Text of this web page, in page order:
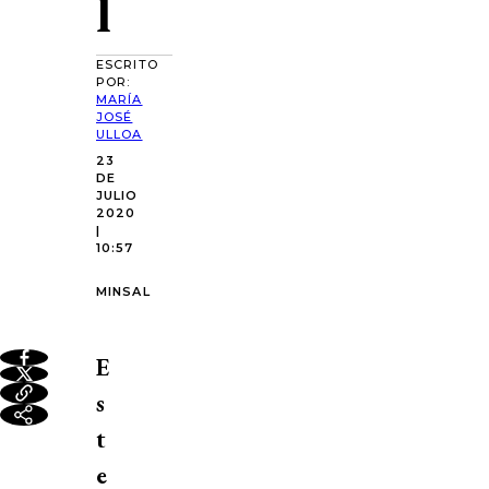
ESCRITO
POR:
MARÍA
JOSÉ
ULLOA
23
DE
JULIO
2020
|
10:57
MINSAL
E
s
t
e